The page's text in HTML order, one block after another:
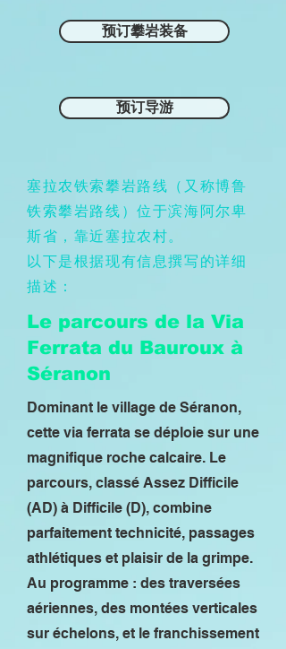
预订攀岩装备
预订导游
塞拉农铁索攀岩路线（又称博鲁
铁索攀岩路线）位于滨海阿尔卑
斯省，靠近塞拉农村。
以下是根据现有信息撰写的详细
描述：
Le parcours de la Via
Ferrata du Bauroux à
Séranon
Dominant le village de Séranon,
cette via ferrata se déploie sur une
magnifique roche calcaire. Le
parcours, classé Assez Difficile
(AD) à Difficile (D), combine
parfaitement technicité, passages
athlétiques et plaisir de la grimpe.
Au programme : des traversées
aériennes, des montées verticales
sur échelons, et le franchissement